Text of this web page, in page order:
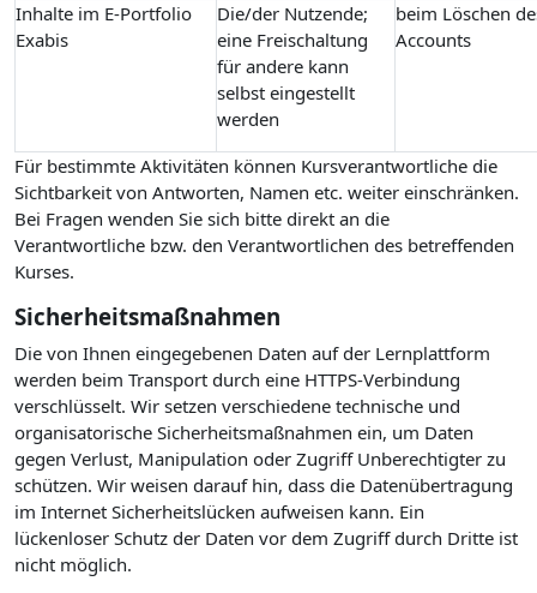
Inhalte im E-Portfolio
Exabis
Die/der Nutzende;
eine Freischaltung
für andere kann
selbst eingestellt
werden
beim Löschen
Accounts
Für bestimmte Aktivitäten können Kursverantwortliche die
Sichtbarkeit von Antworten, Namen etc. weiter einschränken.
Bei Fragen wenden Sie sich bitte direkt an die
Verantwortliche bzw. den Verantwortlichen des betreffenden
Kurses.
Sicherheitsmaßnahmen
Die von Ihnen eingegebenen Daten auf der Lernplattform
werden beim Transport durch eine HTTPS-Verbindung
verschlüsselt. Wir setzen verschiedene technische und
organisatorische Sicherheitsmaßnahmen ein, um Daten
gegen Verlust, Manipulation oder Zugriff Unberechtigter zu
schützen. Wir weisen darauf hin, dass die Datenübertragung
im Internet Sicherheitslücken aufweisen kann. Ein
lückenloser Schutz der Daten vor dem Zugriff durch Dritte ist
nicht möglich.